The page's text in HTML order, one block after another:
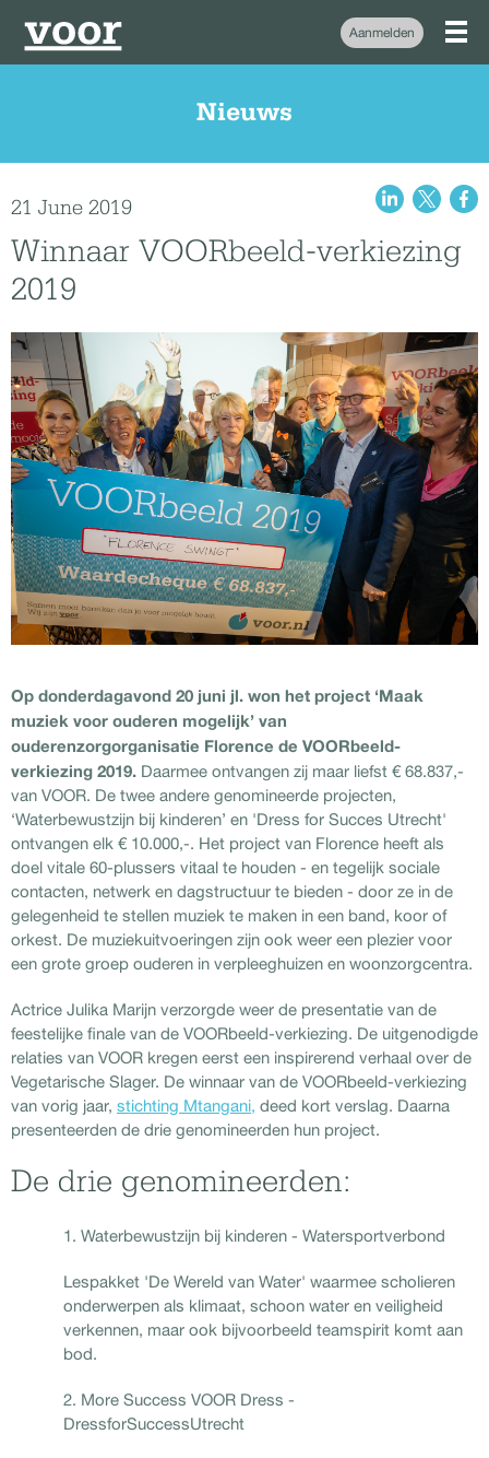
Aanmelden
Nieuws
21 June 2019
Winnaar VOORbeeld-verkiezing
2019
Op donderdagavond 20 juni jl. won het project ‘Maak
muziek voor ouderen mogelijk’ van
ouderenzorgorganisatie Florence de VOORbeeld-
verkiezing 2019. Daarmee ontvangen zij maar liefst € 68.837,-
van VOOR. De twee andere genomineerde projecten,
‘Waterbewustzijn bij kinderen’ en 'Dress for Succes Utrecht'
ontvangen elk € 10.000,-. Het project van Florence heeft als
doel vitale 60-plussers vitaal te houden - en tegelijk sociale
contacten, netwerk en dagstructuur te bieden - door ze in de
gelegenheid te stellen muziek te maken in een band, koor of
orkest. De muziekuitvoeringen zijn ook weer een plezier voor
een grote groep ouderen in verpleeghuizen en woonzorgcentra.
Actrice Julika Marijn verzorgde weer de presentatie van de
feestelijke finale van de VOORbeeld-verkiezing. De uitgenodigde
relaties van VOOR kregen eerst een inspirerend verhaal over de
Vegetarische Slager. De winnaar van de VOORbeeld-verkiezing
van vorig jaar, stichting Mtangani, deed kort verslag. Daarna
presenteerden de drie genomineerden hun project.
De drie genomineerden:
1. Waterbewustzijn bij kinderen - Watersportverbond
Lespakket 'De Wereld van Water' waarmee scholieren
onderwerpen als klimaat, schoon water en veiligheid
verkennen, maar ook bijvoorbeeld teamspirit komt aan
bod.
2. More Success VOOR Dress -
DressforSuccessUtrecht